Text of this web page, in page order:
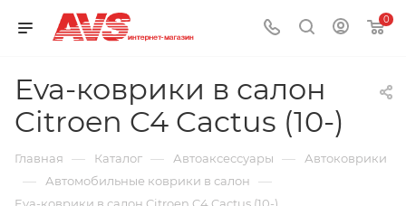
0
Eva-коврики в салон
Citroen C4 Cactus (10-)
Главная — Каталог — Автоаксессуары — Автоковрики
— Автомобильные коврики в салон —